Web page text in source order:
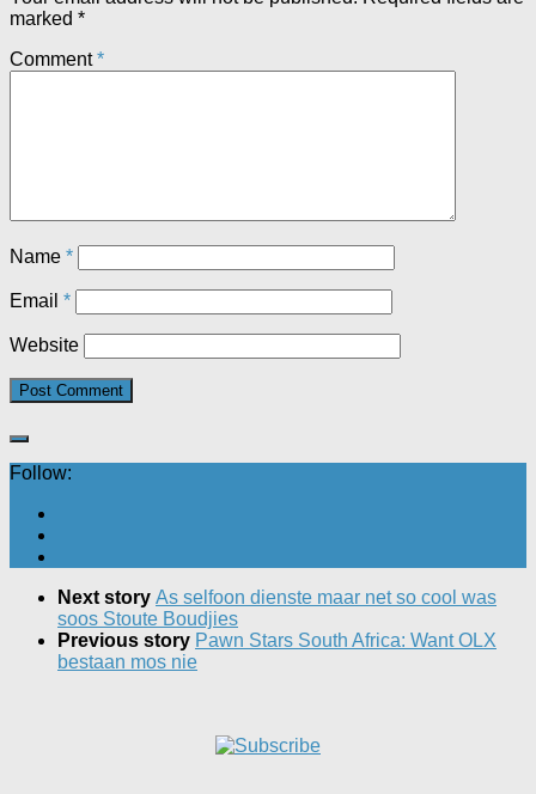
marked *
Comment*
Name *
Email *
Website
Follow:
Next story As selfoon dienste maar net so cool was
soos Stoute Boudjies
Previous story Pawn Stars South Africa: Want OLX
bestaan mos nie